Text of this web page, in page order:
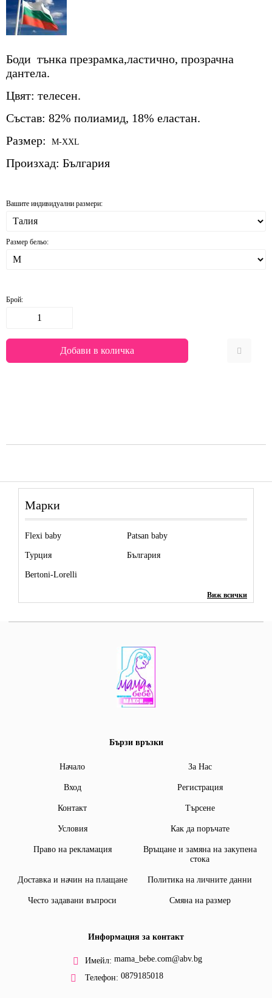
Боди тънка презрамка,ластично, прозрачна
дантела.
Цвят: телесен.
Състав: 82% полиамид, 18% еластан.
Размер:
M-XXL
Произхад: България
Вашите индивидуални размери:
Размер бельо:
Брой:
Марки
Flexi baby Patsan baby
Турция България
Bertoni-Lorelli
Виж всички
Бързи връзки
Начало За Нас
Вход Регистрация
Контакт Търсене
Условия Как да поръчате
Право на рекламация
Връщане и замяна на закупена
стока
Доставка и начин на плащане Политика на личните данни
Често задавани въпроси Смяна на размер
Информация за контакт
Имейл: mama_bebe.com@abv.bg
Телефон: 0879185018